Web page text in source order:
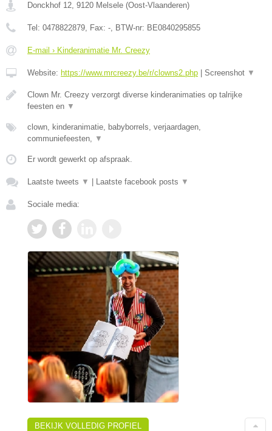
Donckhof 12, 9120 Melsele (Oost-Vlaanderen)
Tel: 0478822879, Fax: -, BTW-nr: BE0840295855
E-mail › Kinderanimatie Mr. Creezy
Website: https://www.mrcreezy.be/r/clowns2.php Screenshot ▼
Clown Mr. Creezy verzorgt diverse kinderanimaties op talrijke
feesten en ▼
clown, kinderanimatie, babyborrels, verjaardagen,
communiefeesten, ▼
Er wordt gewerkt op afspraak.
Laatste tweets ▼ Laatste facebook posts ▼
Sociale media:
BEKIJK VOLLEDIG PROFIEL